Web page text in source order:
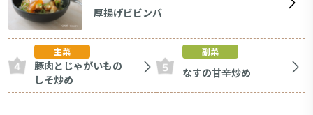
厚揚げビビンバ
主菜
豚肉とじゃがいもの
しそ炒め
副菜
なすの甘辛炒め